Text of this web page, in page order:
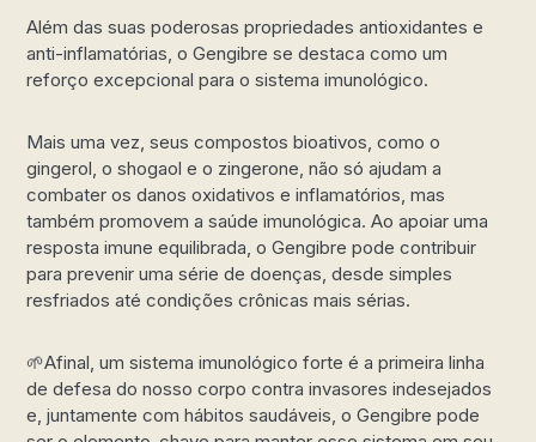
Além das suas poderosas propriedades antioxidantes e
anti-inflamatórias, o Gengibre se destaca como um
reforço excepcional para o sistema imunológico.
Mais uma vez, seus compostos bioativos, como o
gingerol, o shogaol e o zingerone, não só ajudam a
combater os danos oxidativos e inflamatórios, mas
também promovem a saúde imunológica. Ao apoiar uma
resposta imune equilibrada, o Gengibre pode contribuir
para prevenir uma série de doenças, desde simples
resfriados até condições crônicas mais sérias.
🌱Afinal, um sistema imunológico forte é a primeira linha
de defesa do nosso corpo contra invasores indesejados
e, juntamente com hábitos saudáveis, o Gengibre pode